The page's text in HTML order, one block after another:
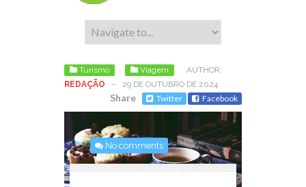
Turismo Viagem
AUTHOR:
REDAÇÃO
- 29 DE OUTUBRO DE 2024
Share Twitter Facebook
No comments